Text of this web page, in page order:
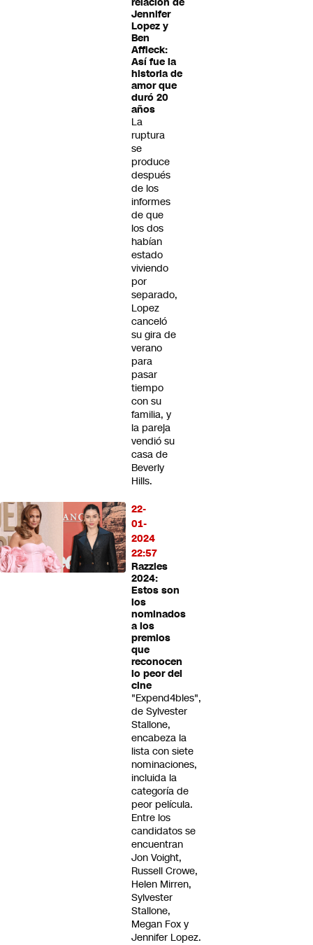
Jennifer
Lopez y
Ben
Affleck:
Así fue la
historia de
amor que
duró 20
años
La
ruptura
se
produce
después
de los
informes
de que
los dos
habían
estado
viviendo
por
separado,
Lopez
canceló
su gira de
verano
para
pasar
tiempo
con su
familia, y
la pareja
vendió su
casa de
Beverly
Hills.
22-
01-
2024
22:57
Razzies
2024:
Estos son
los
nominados
a los
premios
que
reconocen
lo peor del
cine
"Expend4bles",
de Sylvester
Stallone,
encabeza la
lista con siete
nominaciones,
incluida la
categoría de
peor película.
Entre los
candidatos se
encuentran
Jon Voight,
Russell Crowe,
Helen Mirren,
Sylvester
Stallone,
Megan Fox y
Jennifer Lopez.